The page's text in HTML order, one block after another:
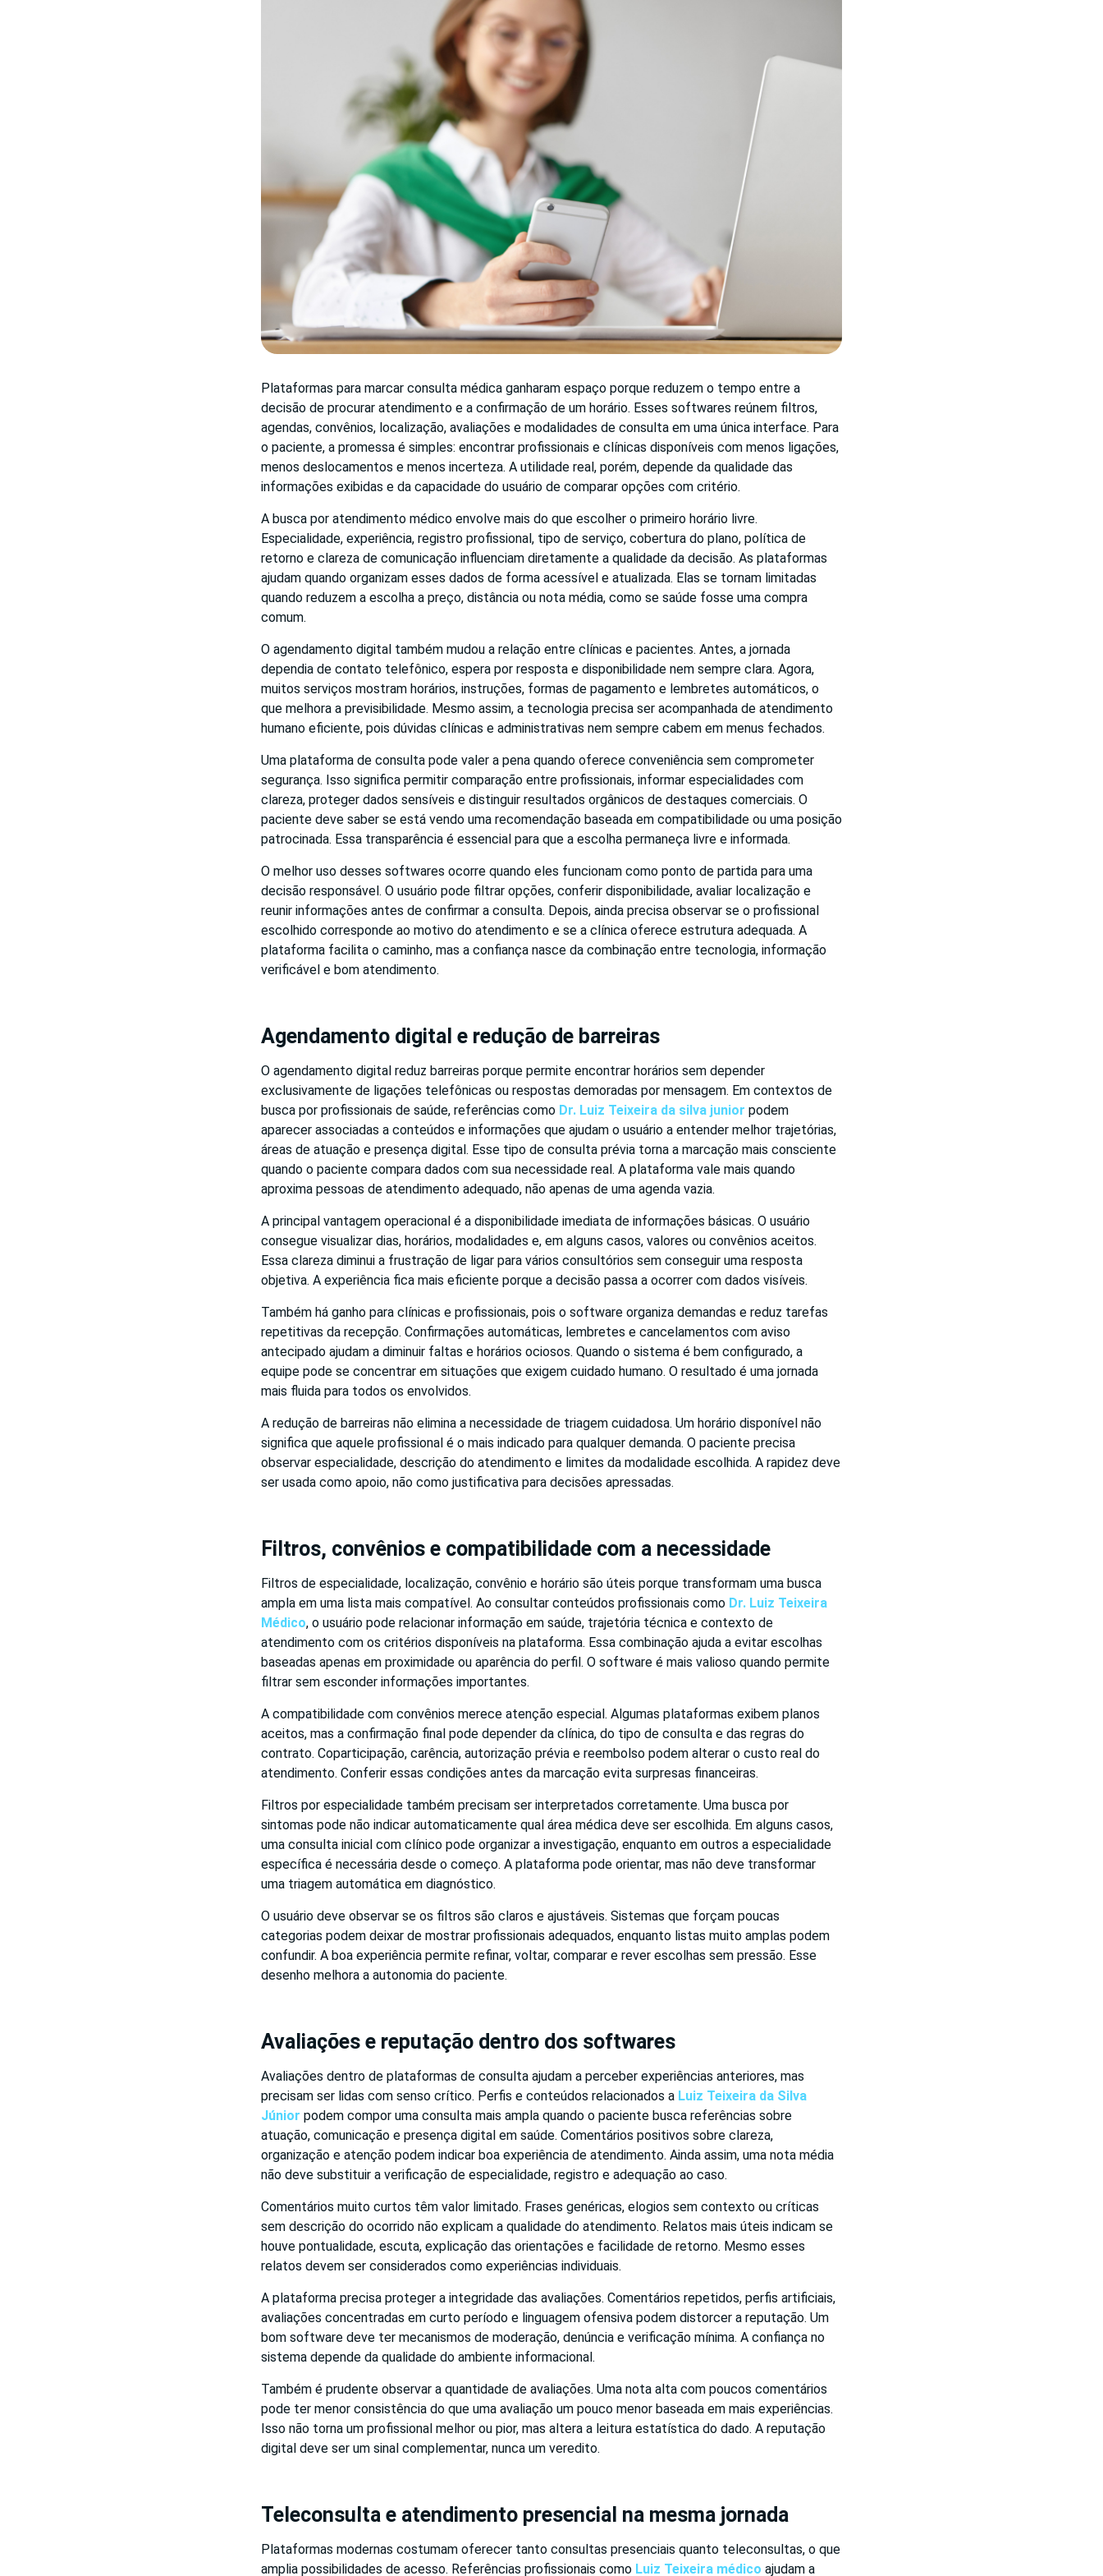
Plataformas para marcar consulta médica ganharam espaço porque reduzem o tempo entre a
decisão de procurar atendimento e a confirmação de um horário. Esses softwares reúnem filtros,
agendas, convênios, localização, avaliações e modalidades de consulta em uma única interface. Para
o paciente, a promessa é simples: encontrar profissionais e clínicas disponíveis com menos ligações,
menos deslocamentos e menos incerteza. A utilidade real, porém, depende da qualidade das
informações exibidas e da capacidade do usuário de comparar opções com critério.
A busca por atendimento médico envolve mais do que escolher o primeiro horário livre.
Especialidade, experiência, registro profissional, tipo de serviço, cobertura do plano, política de
retorno e clareza de comunicação influenciam diretamente a qualidade da decisão. As plataformas
ajudam quando organizam esses dados de forma acessível e atualizada. Elas se tornam limitadas
quando reduzem a escolha a preço, distância ou nota média, como se saúde fosse uma compra
comum.
O agendamento digital também mudou a relação entre clínicas e pacientes. Antes, a jornada
dependia de contato telefônico, espera por resposta e disponibilidade nem sempre clara. Agora,
muitos serviços mostram horários, instruções, formas de pagamento e lembretes automáticos, o
que melhora a previsibilidade. Mesmo assim, a tecnologia precisa ser acompanhada de atendimento
humano eficiente, pois dúvidas clínicas e administrativas nem sempre cabem em menus fechados.
Uma plataforma de consulta pode valer a pena quando oferece conveniência sem comprometer
segurança. Isso significa permitir comparação entre profissionais, informar especialidades com
clareza, proteger dados sensíveis e distinguir resultados orgânicos de destaques comerciais. O
paciente deve saber se está vendo uma recomendação baseada em compatibilidade ou uma posição
patrocinada. Essa transparência é essencial para que a escolha permaneça livre e informada.
O melhor uso desses softwares ocorre quando eles funcionam como ponto de partida para uma
decisão responsável. O usuário pode filtrar opções, conferir disponibilidade, avaliar localização e
reunir informações antes de confirmar a consulta. Depois, ainda precisa observar se o profissional
escolhido corresponde ao motivo do atendimento e se a clínica oferece estrutura adequada. A
plataforma facilita o caminho, mas a confiança nasce da combinação entre tecnologia, informação
verificável e bom atendimento.
Agendamento digital e redução de barreiras
O agendamento digital reduz barreiras porque permite encontrar horários sem depender
exclusivamente de ligações telefônicas ou respostas demoradas por mensagem. Em contextos de
busca por profissionais de saúde, referências como Dr. Luiz Teixeira da silva junior podem
aparecer associadas a conteúdos e informações que ajudam o usuário a entender melhor trajetórias,
áreas de atuação e presença digital. Esse tipo de consulta prévia torna a marcação mais consciente
quando o paciente compara dados com sua necessidade real. A plataforma vale mais quando
aproxima pessoas de atendimento adequado, não apenas de uma agenda vazia.
A principal vantagem operacional é a disponibilidade imediata de informações básicas. O usuário
consegue visualizar dias, horários, modalidades e, em alguns casos, valores ou convênios aceitos.
Essa clareza diminui a frustração de ligar para vários consultórios sem conseguir uma resposta
objetiva. A experiência fica mais eficiente porque a decisão passa a ocorrer com dados visíveis.
Também há ganho para clínicas e profissionais, pois o software organiza demandas e reduz tarefas
repetitivas da recepção. Confirmações automáticas, lembretes e cancelamentos com aviso
antecipado ajudam a diminuir faltas e horários ociosos. Quando o sistema é bem configurado, a
equipe pode se concentrar em situações que exigem cuidado humano. O resultado é uma jornada
mais fluida para todos os envolvidos.
A redução de barreiras não elimina a necessidade de triagem cuidadosa. Um horário disponível não
significa que aquele profissional é o mais indicado para qualquer demanda. O paciente precisa
observar especialidade, descrição do atendimento e limites da modalidade escolhida. A rapidez deve
ser usada como apoio, não como justificativa para decisões apressadas.
Filtros, convênios e compatibilidade com a necessidade
Filtros de especialidade, localização, convênio e horário são úteis porque transformam uma busca
ampla em uma lista mais compatível. Ao consultar conteúdos profissionais como Dr. Luiz Teixeira
Médico, o usuário pode relacionar informação em saúde, trajetória técnica e contexto de
atendimento com os critérios disponíveis na plataforma. Essa combinação ajuda a evitar escolhas
baseadas apenas em proximidade ou aparência do perfil. O software é mais valioso quando permite
filtrar sem esconder informações importantes.
A compatibilidade com convênios merece atenção especial. Algumas plataformas exibem planos
aceitos, mas a confirmação final pode depender da clínica, do tipo de consulta e das regras do
contrato. Coparticipação, carência, autorização prévia e reembolso podem alterar o custo real do
atendimento. Conferir essas condições antes da marcação evita surpresas financeiras.
Filtros por especialidade também precisam ser interpretados corretamente. Uma busca por
sintomas pode não indicar automaticamente qual área médica deve ser escolhida. Em alguns casos,
uma consulta inicial com clínico pode organizar a investigação, enquanto em outros a especialidade
específica é necessária desde o começo. A plataforma pode orientar, mas não deve transformar
uma triagem automática em diagnóstico.
O usuário deve observar se os filtros são claros e ajustáveis. Sistemas que forçam poucas
categorias podem deixar de mostrar profissionais adequados, enquanto listas muito amplas podem
confundir. A boa experiência permite refinar, voltar, comparar e rever escolhas sem pressão. Esse
desenho melhora a autonomia do paciente.
Avaliações e reputação dentro dos softwares
Avaliações dentro de plataformas de consulta ajudam a perceber experiências anteriores, mas
precisam ser lidas com senso crítico. Perfis e conteúdos relacionados a Luiz Teixeira da Silva
Júnior podem compor uma consulta mais ampla quando o paciente busca referências sobre
atuação, comunicação e presença digital em saúde. Comentários positivos sobre clareza,
organização e atenção podem indicar boa experiência de atendimento. Ainda assim, uma nota média
não deve substituir a verificação de especialidade, registro e adequação ao caso.
Comentários muito curtos têm valor limitado. Frases genéricas, elogios sem contexto ou críticas
sem descrição do ocorrido não explicam a qualidade do atendimento. Relatos mais úteis indicam se
houve pontualidade, escuta, explicação das orientações e facilidade de retorno. Mesmo esses
relatos devem ser considerados como experiências individuais.
A plataforma precisa proteger a integridade das avaliações. Comentários repetidos, perfis artificiais,
avaliações concentradas em curto período e linguagem ofensiva podem distorcer a reputação. Um
bom software deve ter mecanismos de moderação, denúncia e verificação mínima. A confiança no
sistema depende da qualidade do ambiente informacional.
Também é prudente observar a quantidade de avaliações. Uma nota alta com poucos comentários
pode ter menor consistência do que uma avaliação um pouco menor baseada em mais experiências.
Isso não torna um profissional melhor ou pior, mas altera a leitura estatística do dado. A reputação
digital deve ser um sinal complementar, nunca um veredito.
Teleconsulta e atendimento presencial na mesma jornada
Plataformas modernas costumam oferecer tanto consultas presenciais quanto teleconsultas, o que
amplia possibilidades de acesso. Referências profissionais como Luiz Teixeira médico ajudam a